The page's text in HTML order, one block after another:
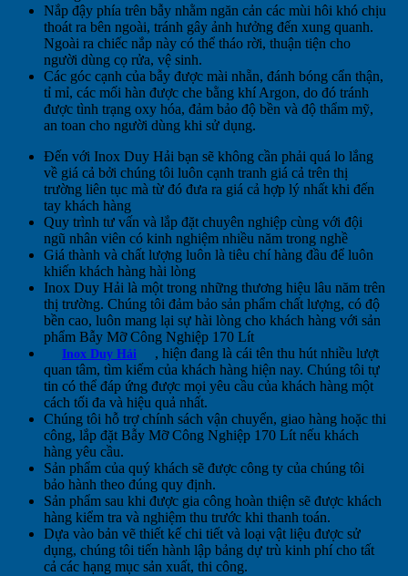
Nắp đậy phía trên bẫy nhằm ngăn cản các mùi hôi khó chịu
thoát ra bên ngoài, tránh gây ảnh hưởng đến xung quanh.
Ngoài ra chiếc nắp này có thể tháo rời, thuận tiện cho
người dùng cọ rửa, vệ sinh.
Các góc cạnh của bẫy được mài nhẵn, đánh bóng cẩn thận,
tỉ mỉ, các mối hàn được che bằng khí Argon, do đó tránh
được tình trạng oxy hóa, đảm bảo độ bền và độ thẩm mỹ,
an toan cho người dùng khi sử dụng.
Đến với Inox Duy Hải bạn sẽ không cần phải quá lo lắng
về giá cả bởi chúng tôi luôn cạnh tranh giá cả trên thị
trường liên tục mà từ đó đưa ra giá cả hợp lý nhất khi đến
tay khách hàng
Quy trình tư vấn và lắp đặt chuyên nghiệp cùng với đội
ngũ nhân viên có kinh nghiệm nhiều năm trong nghề
Giá thành và chất lượng luôn là tiêu chí hàng đầu để luôn
khiến khách hàng hài lòng
Inox Duy Hải là một trong những thương hiệu lâu năm trên
thị trường. Chúng tôi đảm bảo sản phẩm chất lượng, có độ
bền cao, luôn mang lại sự hài lòng cho khách hàng với sản
phẩm Bẫy Mỡ Công Nghiệp 170 Lít
Inox Duy Hải
, hiện đang là cái tên thu hút nhiều lượt
quan tâm, tìm kiếm của khách hàng hiện nay. Chúng tôi tự
tin có thể đáp ứng được mọi yêu cầu của khách hàng một
cách tối đa và hiệu quả nhất.
Chúng tôi hỗ trợ chính sách vận chuyển, giao hàng hoặc thi
công, lắp đặt Bẫy Mỡ Công Nghiệp 170 Lít nếu khách
hàng yêu cầu.
Sản phẩm của quý khách sẽ được công ty của chúng tôi
bảo hành theo đúng quy định.
Sản phẩm sau khi được gia công hoàn thiện sẽ được khách
hàng kiểm tra và nghiệm thu trước khi thanh toán.
Dựa vào bản vẽ thiết kế chi tiết và loại vật liệu được sử
dụng, chúng tôi tiến hành lập bảng dự trù kinh phí cho tất
cả các hạng mục sản xuất, thi công.